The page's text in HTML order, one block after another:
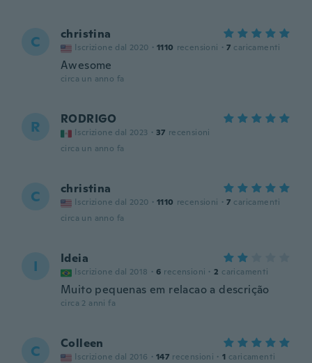
C christina
Iscrizione dal 2020 · 1110 recensioni · 7 caricamenti
Awesome
circa un anno fa
R RODRIGO
Iscrizione dal 2023 · 37 recensioni
circa un anno fa
C christina
Iscrizione dal 2020 · 1110 recensioni · 7 caricamenti
circa un anno fa
I Ideia
Iscrizione dal 2018 · 6 recensioni · 2 caricamenti
Muito pequenas em relacao a descrição
circa 2 anni fa
C Colleen
Iscrizione dal 2016 · 147 recensioni · 1 caricamenti